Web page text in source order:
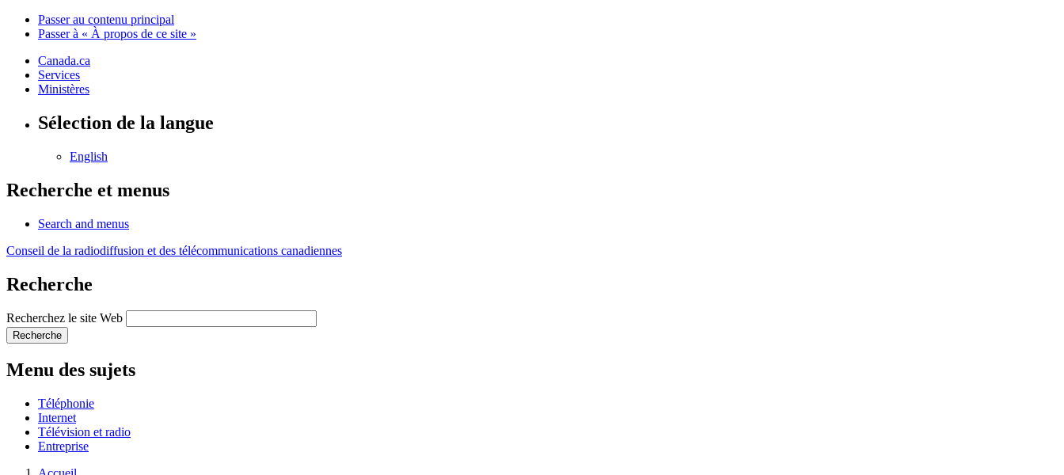
Passer au contenu principal
Passer à « À propos de ce site »
Canada.ca
Services
Ministères
Sélection de la langue
English
Recherche et menus
Search and menus
Conseil de la radiodiffusion et des télécommunications canadiennes
Recherche
Recherchez le site Web
Recherche
Menu des sujets
Téléphonie
Internet
Télévision et radio
Entreprise